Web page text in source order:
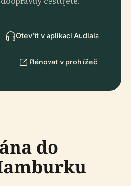
Otevřít v aplikaci Audiala
Plánovat v prohlížeči
do